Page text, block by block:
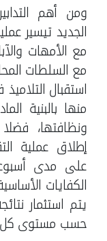
ومن أهم
الجديد تيسير
مع الأمهات
مع السلطات
استقبال
منها بالبنية
ونظافتها،
إطلاق عملية
على مدى
الكفايات
يتم استثمار
حسب مستوى كل